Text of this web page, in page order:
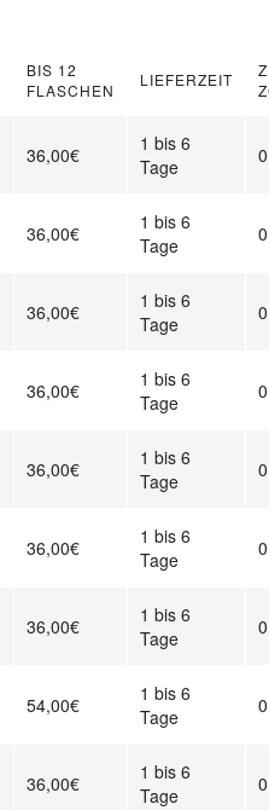
BIS 12
FLASCHEN
LIEFERZEIT
36,00€
1 bis 6
Tage
36,00€
1 bis 6
Tage
36,00€
1 bis 6
Tage
36,00€
1 bis 6
Tage
36,00€
1 bis 6
Tage
36,00€
1 bis 6
Tage
36,00€
1 bis 6
Tage
54,00€
1 bis 6
Tage
36,00€
1 bis 6
Tage